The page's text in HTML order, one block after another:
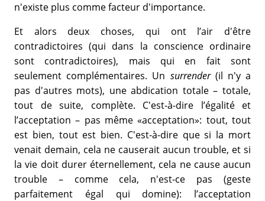
n'existe plus comme facteur d'importance.
Et alors deux choses, qui ont l’air d'être
contradictoires (qui dans la conscience ordinaire
sont contradictoires), mais qui en fait sont
seulement complémentaires. Un surrender(il n'y a
pas d'autres mots), une abdication totale – totale,
tout de suite, complète. C'est-à-dire l’égalité et
l’acceptation – pas même «acceptation»: tout, tout
est bien, tout est bien. C'est-à-dire que si la mort
venait demain, cela ne causerait aucun trouble, et si
la vie doit durer éternellement, cela ne cause aucun
trouble – comme cela, n'est-ce pas (geste
parfaitement égal qui domine): l’acceptation